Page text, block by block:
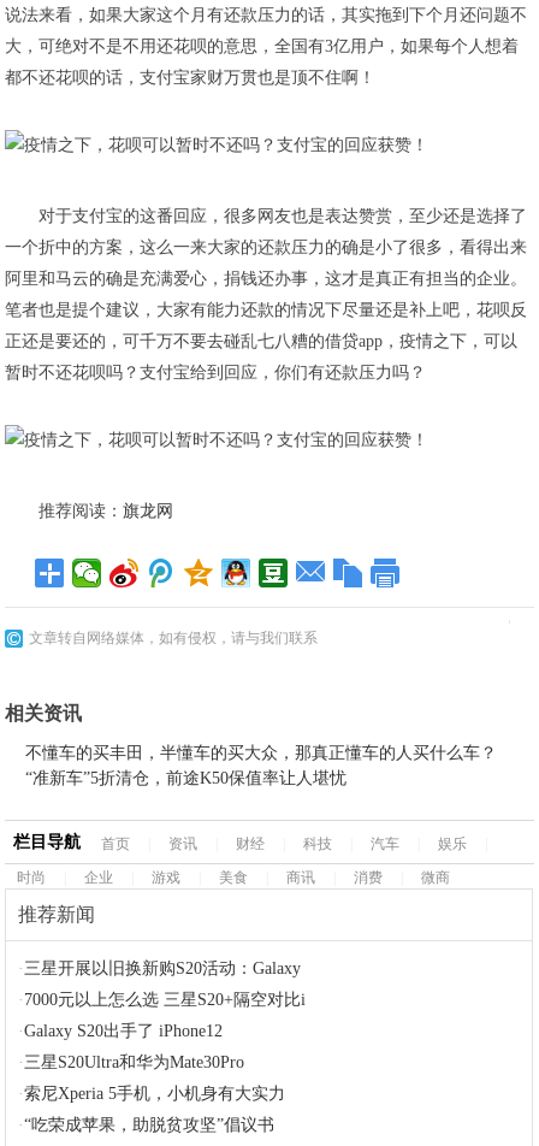
说法来看，如果大家这个月有还款压力的话，其实拖到下个月还问题不
大，可绝对不是不用还花呗的意思，全国有3亿用户，如果每个人想着
都不还花呗的话，支付宝家财万贯也是顶不住啊！
对于支付宝的这番回应，很多网友也是表达赞赏，至少还是选择了
一个折中的方案，这么一来大家的还款压力的确是小了很多，看得出来
阿里和马云的确是充满爱心，捐钱还办事，这才是真正有担当的企业。
笔者也是提个建议，大家有能力还款的情况下尽量还是补上吧，花呗反
正还是要还的，可千万不要去碰乱七八糟的借贷app，疫情之下，可以
暂时不还花呗吗？支付宝给到回应，你们有还款压力吗？
推荐阅读：旗龙网
文章转自网络媒体，如有侵权，请与我们联系
相关资讯
不懂车的买丰田，半懂车的买大众，那真正懂车的人买什么车？
“准新车”5折清仓，前途K50保值率让人堪忧
栏目导航 首页 资讯 财经 科技 汽车 娱乐
时尚
企业 游戏 美食 商讯 消费 微商
推荐新闻
·三星开展以旧换新购S20活动：Galaxy
· 7000元以上怎么选 三星S20+隔空对比i
·Galaxy S20出手了 iPhone12
·三星S20Ultra和华为Mate30Pro
·索尼Xperia 5手机，小机身有大实力
·“吃荣成苹果，助脱贫攻坚”倡议书